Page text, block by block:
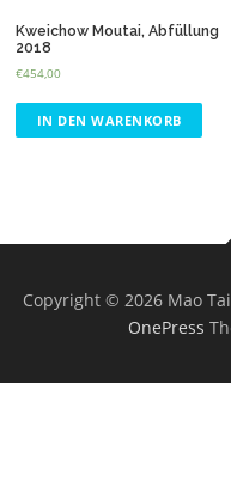
Kweichow Moutai, Abfüllung
2018
€454,00
IN DEN WARENKORB
Copyright © 2026 Mao
OnePress